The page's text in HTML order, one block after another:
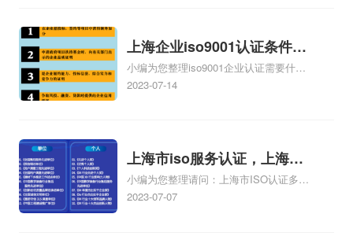
ISO9001认证费用相关iso体系认证知识，
详情可查看下方正文！
上海企业iso9001认证条件，
上海生产企业iso9001申请条
件
小编为您整理iso9001企业认证需要什么
条件、企业办理ISO9001认证需要什么条
证|上海认证机构|上海FDA注册上海
ISO9001认证|上海RoHS检测相关iso体系
认证知识，详情可查看下方正文！
2023-07-14
上海市iso服务认证，上海市
iso9001服务认证
小编为您整理请问：上海市ISO认证多少
钱、上海市有害生物防制服务资质证书如
2023-07-07